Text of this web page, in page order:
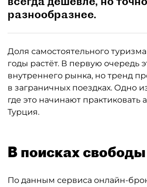
разнообразнее.
Доля самостоятельного
годы растёт. В первую очередь
внутреннего рынка, но тренд
в заграничных поездках. Одно
где это начинают практиковать
Турция.
В поисках свободы
По данным сервиса онлайн-